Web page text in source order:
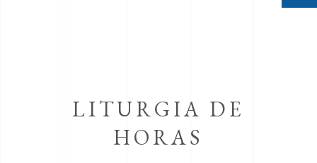
LITURGIA DE
HORAS